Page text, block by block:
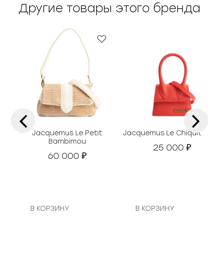
Другие товары этого бренда
Jacquemus Le Petit
Bambimou
60 000 ₽
В КОРЗИНУ
Jacquemus Le Chiquito
25 000₽
В КОРЗИНУ
‹ ›